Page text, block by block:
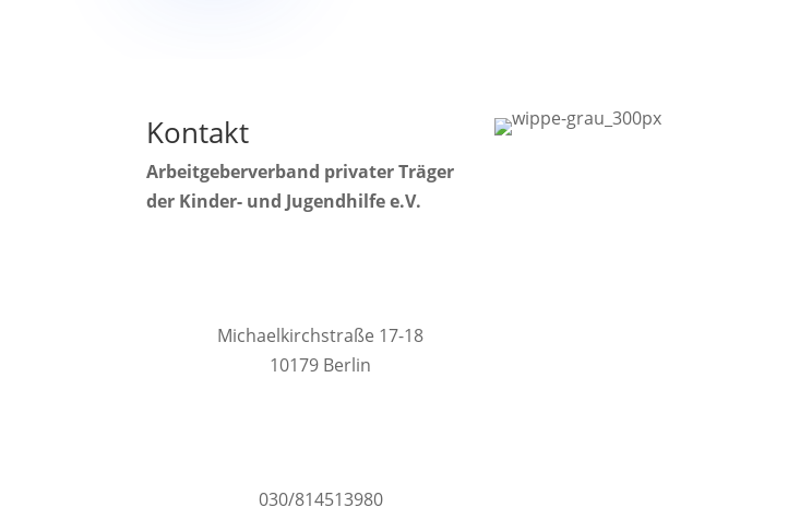
t
t
Kontakt
Arbeitgeberverband privater Träger
der Kinder- und Jugendhilfe e.V.
Michaelkirchstraße 17-18
10179 Berlin
030/814513980